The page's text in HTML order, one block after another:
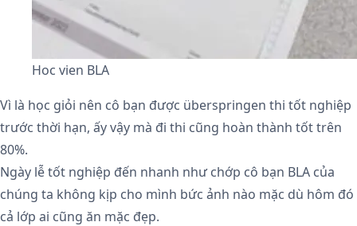
Hoc vien BLA
Vì là học giỏi nên cô bạn được überspringen thi tốt nghiệp
trước thời hạn, ấy vậy mà đi thi cũng hoàn thành tốt trên
80%.
Ngày lễ tốt nghiệp đến nhanh như chớp cô bạn BLA của
chúng ta không kịp cho mình bức ảnh nào mặc dù hôm đó
cả lớp ai cũng ăn mặc đẹp.